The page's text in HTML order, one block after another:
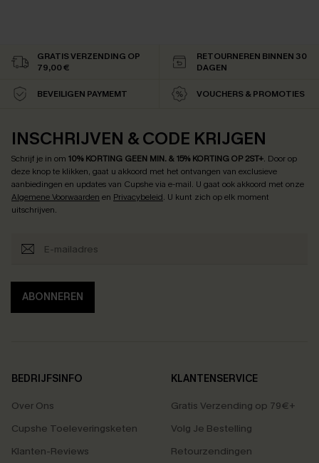
GRATIS VERZENDING OP
79,00 €
RETOURNEREN BINNEN 30
DAGEN
BEVEILIGEN PAYMEMT VOUCHERS & PROMOTIES
INSCHRIJVEN & CODE KRIJGEN
Schrijf je in om 10% KORTING GEEN MIN. & 15% KORTING OP 2ST+. Door op
deze knop te klikken, gaat u akkoord met het ontvangen van exclusieve
aanbiedingen en updates van Cupshe via e-mail. U gaat ook akkoord met onze
Algemene Voorwaarden en Privacybeleid. U kunt zich op elk moment
uitschrijven.
ABONNEREN
BEDRIJFSINFO
Over Ons
Cupshe Toeleveringsketen
Klanten-Reviews
KLANTENSERVICE
Gratis Verzending op 79€+
Volg Je Bestelling
Retourzendingen